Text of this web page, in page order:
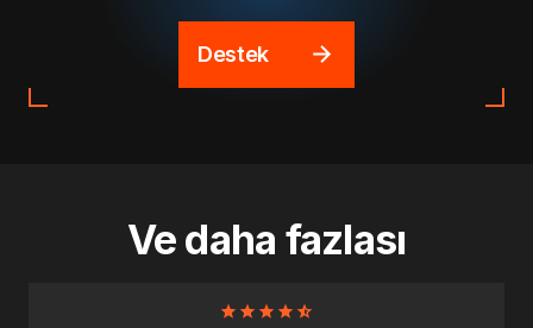
Destek
Ve daha fazlası